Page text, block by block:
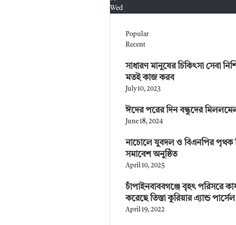
Wed
Popular
Recent
সাধারণ মানুষের চিকিৎসা সেবা
মতই কাজ করব
July 10, 2023
ঈদের পরের দিন বন্ধুদের
June 18, 2024
নাচোলে যুবদল ও বিএনপির পৃথক
সমাবেশ অনুষ্ঠিত
April 10, 2025
চাঁপাইনবাববগঞ্জে বৃহৎ পরিসরে
করেছে তিস্তা কুরিয়ার এ্যান্ড পার্সেল
April 19, 2022